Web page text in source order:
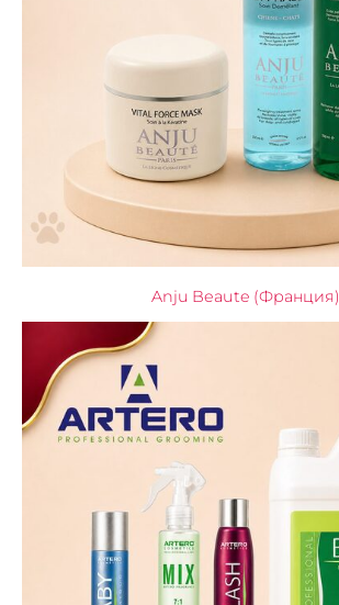
Anju Beaute (Франция)